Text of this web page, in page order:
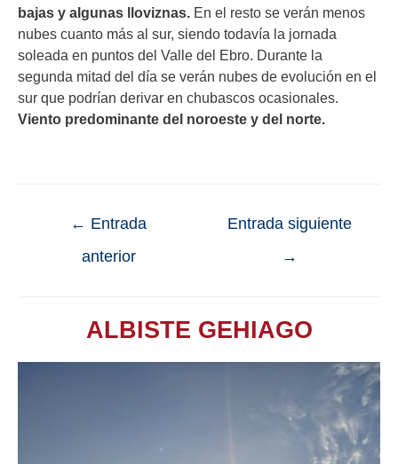
bajas y algunas lloviznas. En el resto se verán menos
nubes cuanto más al sur, siendo todavía la jornada
soleada en puntos del Valle del Ebro. Durante la
segunda mitad del día se verán nubes de evolución en el
sur que podrían derivar en chubascos ocasionales.
Viento predominante del noroeste y del norte.
← Entrada
anterior
Entrada siguiente
→
ALBISTE GEHIAGO